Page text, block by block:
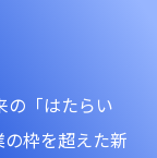
の「はたらい
枠を超えた新